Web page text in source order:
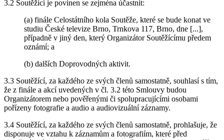
3.2 Soutěžící je povinen se zejména účastnit:
(a) finále Celostátního kola Soutěže, které se bude konat ve
studiu České televize Brno, Trnkova 117, Brno, dne [...],
případně v jiný den, který Organizátor Soutěžícímu předem
oznámí; a
(b) dalších Doprovodných aktivit.
3.3 Soutěžící, za každého ze svých členů samostatně, souhlasí s tím,
že z finále a akcí uvedených v čl. 3.2 této Smlouvy budou
Organizátorem nebo pověřenými či spolupracujícími osobami
pořízeny fotografie a audio a audiovizuální záznamy.
3.4 Soutěžící, za každého ze svých členů samostatně, prohlašuje, že
disponuje ve vztahu k záznamům a fotografiím, které před